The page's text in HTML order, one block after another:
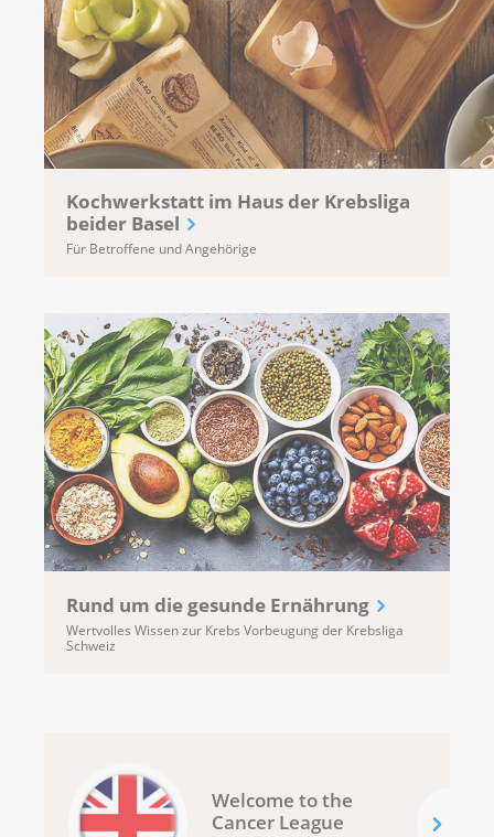
Kochwerkstatt im Haus der Krebsliga
beider Basel
Für Betroffene und Angehörige
Rund um die gesunde Ernährung
Wertvolles Wissen zur Krebs Vorbeugung der Krebsliga
Schweiz
Welcome to the
Cancer League